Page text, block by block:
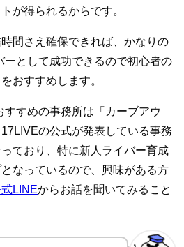
が得られるからです。
間さえ確保できれば、かなりの
として成功できるので初心者の
おすすめします。
すめの事務所は「カーブアウ
の公式が発表している事務
ており、特に新人ライバー育成
なっているので、興味がある方
LINEからお話を聞いてみること